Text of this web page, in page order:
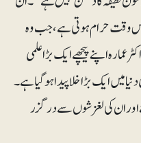
وقت حرام ہوتی ہے، جب وہ
اپنے پیچھے ایک بڑا علمی
میں ایک بڑا خلا پیدا ہوگیا ہے۔
اور ان کی لغزشوں سے درگزر